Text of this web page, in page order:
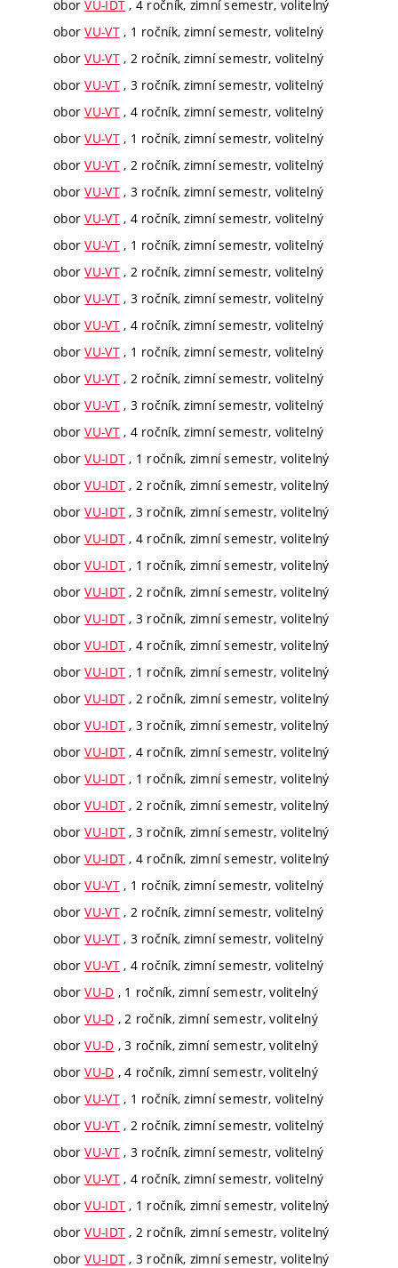
oborVU-IDT , 4 ročník, zimní semestr, volitelný
oborVU-VT, 1 ročník, zimní semestr, volitelný
oborVU-VT, 2 ročník, zimní semestr, volitelný
oborVU-VT, 3 ročník, zimní semestr, volitelný
oborVU-VT, 4 ročník, zimní semestr, volitelný
oborVU-VT, 1 ročník, zimní semestr, volitelný
oborVU-VT, 2 ročník, zimní semestr, volitelný
oborVU-VT, 3 ročník, zimní semestr, volitelný
oborVU-VT, 4 ročník, zimní semestr, volitelný
oborVU-VT, 1 ročník, zimní semestr, volitelný
oborVU-VT, 2 ročník, zimní semestr, volitelný
oborVU-VT, 3 ročník, zimní semestr, volitelný
oborVU-VT, 4 ročník, zimní semestr, volitelný
oborVU-VT, 1 ročník, zimní semestr, volitelný
oborVU-VT, 2 ročník, zimní semestr, volitelný
oborVU-VT, 3 ročník, zimní semestr, volitelný
oborVU-VT, 4 ročník, zimní semestr, volitelný
oborVU-IDT , 1 ročník, zimní semestr, volitelný
oborVU-IDT , 2 ročník, zimní semestr, volitelný
oborVU-IDT , 3 ročník, zimní semestr, volitelný
oborVU-IDT , 4 ročník, zimní semestr, volitelný
oborVU-IDT , 1 ročník, zimní semestr, volitelný
oborVU-IDT , 2 ročník, zimní semestr, volitelný
oborVU-IDT , 3 ročník, zimní semestr, volitelný
oborVU-IDT , 4 ročník, zimní semestr, volitelný
oborVU-IDT , 1 ročník, zimní semestr, volitelný
oborVU-IDT , 2 ročník, zimní semestr, volitelný
oborVU-IDT , 3 ročník, zimní semestr, volitelný
oborVU-IDT , 4 ročník, zimní semestr, volitelný
oborVU-IDT , 1 ročník, zimní semestr, volitelný
oborVU-IDT , 2 ročník, zimní semestr, volitelný
oborVU-IDT , 3 ročník, zimní semestr, volitelný
oborVU-IDT , 4 ročník, zimní semestr, volitelný
oborVU-VT, 1 ročník, zimní semestr, volitelný
oborVU-VT, 2 ročník, zimní semestr, volitelný
oborVU-VT, 3 ročník, zimní semestr, volitelný
oborVU-VT, 4 ročník, zimní semestr, volitelný
oborVU-D , 1 ročník, zimní semestr, volitelný
oborVU-D , 2 ročník, zimní semestr, volitelný
oborVU-D , 3 ročník, zimní semestr, volitelný
oborVU-D , 4 ročník, zimní semestr, volitelný
oborVU-VT, 1 ročník, zimní semestr, volitelný
oborVU-VT, 2 ročník, zimní semestr, volitelný
oborVU-VT, 3 ročník, zimní semestr, volitelný
oborVU-VT, 4 ročník, zimní semestr, volitelný
oborVU-IDT , 1 ročník, zimní semestr, volitelný
oborVU-IDT , 2 ročník, zimní semestr, volitelný
oborVU-IDT , 3 ročník, zimní semestr, volitelný